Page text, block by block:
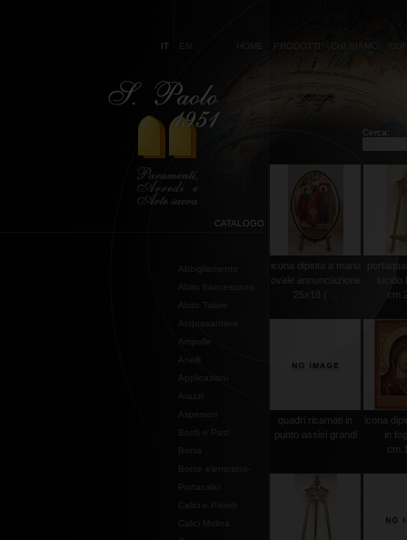
IT EN HOME PRODOTTI CHI SIAMO
Cerca:
CATALOGO
Abbigliamento
Abito francescano
Abito Talare
Acquasantiere
Ampolle
Anelli
Applicazioni
Arazzi
Aspersori
Bordi e Pizzi
Borse
Borse elemosina-
Portacalici
Calici e Pissidi
Calici Molina
icona dipinta a mano
ovale annunciazione
25x18 ( ...
quadri ricamati in
punto assisi grandi
icona
in